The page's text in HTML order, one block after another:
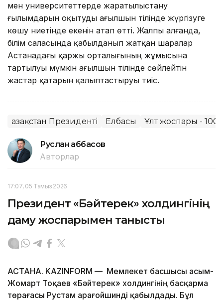
мен университеттерде жаратылыстану
ғылымдарын оқытуды ағылшын тілінде жүргізуге
көшу ниетінде екенін атап өтті. Жалпы алғанда,
білім саласында қабылданып жатқан шаралар
Астанадағы қаржы орталығының жұмысына
тартылуы мүмкін ағылшын тілінде сөйлейтін
жастар қатарын қалыптастыруы тиіс.
Қазақстан Президенті Елбасы Ұлт жоспары - 100
Руслан Ғаббасов
Авторлар
17:07, 05 Тамыз 2026
Президент «Бәйтерек» холдингінің
даму жоспарымен танысты
АСТАНА. KAZINFORM — Мемлекет басшысы Қасым-
Жомарт Тоқаев «Бәйтерек» холдингінің басқарма
төрағасы Рустам Қарағойшинді қабылдады. Бұл